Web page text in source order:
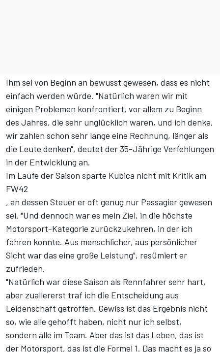
Ihm sei von Beginn an bewusst gewesen, dass es nicht
einfach werden würde. "Natürlich waren wir mit
einigen Problemen konfrontiert, vor allem zu Beginn
des Jahres, die sehr unglücklich waren, und ich denke,
wir zahlen schon sehr lange eine Rechnung, länger als
die Leute denken", deutet der 35-Jährige Verfehlungen
in der Entwicklung an.
Im Laufe der Saison sparte Kubica nicht mit Kritik am
FW42
, an dessen Steuer er oft genug nur Passagier gewesen
sei. "Und dennoch war es mein Ziel, in die höchste
Motorsport-Kategorie zurückzukehren, in der ich
fahren konnte. Aus menschlicher, aus persönlicher
Sicht war das eine große Leistung", resümiert er
zufrieden.
"Natürlich war diese Saison als Rennfahrer sehr hart,
aber zuallererst traf ich die Entscheidung aus
Leidenschaft getroffen. Gewiss ist das Ergebnis nicht
so, wie alle gehofft haben, nicht nur ich selbst,
sondern alle im Team. Aber das ist das Leben, das ist
der Motorsport, das ist die Formel 1. Das macht es ja so